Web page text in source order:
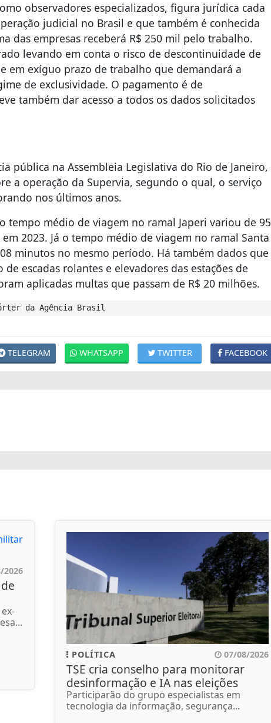
observadores especializados, figura jurídica cada
judicial no Brasil e que também é conhecida
das empresas receberá R$ 250 mil pelo trabalho.
levando em conta o risco de descontinuidade de
em exíguo prazo de trabalho que demandará a
de exclusividade. O pagamento é de
também dar acesso a todos os dados solicitados
pública na Assembleia Legislativa do Rio de Janeiro,
a operação da Supervia, segundo o qual, o serviço
nos últimos anos.
tempo médio de viagem no ramal Japeri variou de 95
2023. Já o tempo médio de viagem no ramal Santa
minutos no mesmo período. Há também dados que
escadas rolantes e elevadores das estações de
aplicadas multas que passam de R$ 20 milhões.
da Agência Brasil
FACEBOOK
TWITTER
WHATSAPP
TELEGRAM
2026
POLÍTICA 07/08/2026
TSE cria conselho para monitorar
desinformação e IA nas eleições
Participarão do grupo especialistas em
tecnologia da informação, segurança...